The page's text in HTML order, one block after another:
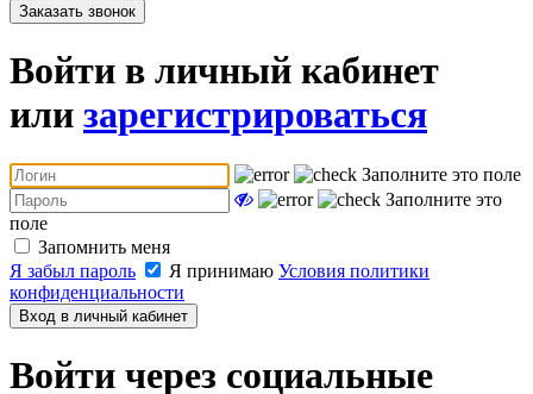
Заказать звонок
Войти в личный кабинет
или зарегистрироваться
Заполните это поле
Заполните это
поле
Запомнить меня
Я забыл пароль
Я принимаю Условия политики
конфиденциальности
Вход в личный кабинет
Войти через социальные